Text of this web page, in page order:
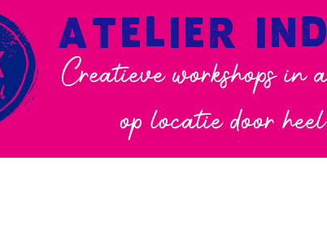
Creatieve workshops in
op locatie door
ATELIER